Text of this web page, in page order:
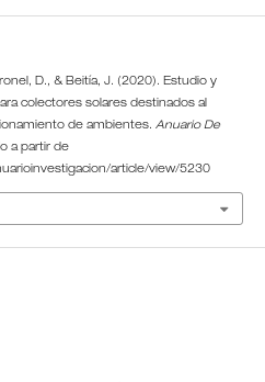
D., & Beitía, J. (2020). Estudio y
colectores solares destinados al
de ambientes. Anuario De
a partir de
article/view/5230